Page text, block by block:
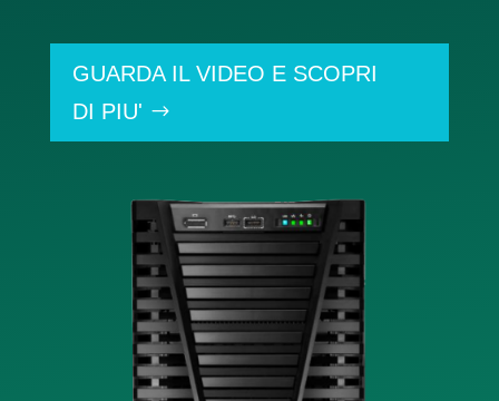
GUARDA IL VIDEO E SCOPRI
DI PIU'